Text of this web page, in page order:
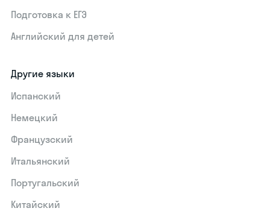
Подготовка к ЕГЭ
Английский для детей
Другие языки
Испанский
Немецкий
Французский
Итальянский
Португальский
Китайский